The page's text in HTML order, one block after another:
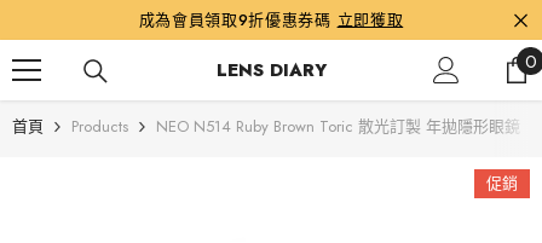
成為會員領取9折優惠券碼 立即獲取
LENS DIARY 00
首頁 Products NEO N514 Ruby Brown Toric 散光訂製 年拋隱形眼鏡（
促銷